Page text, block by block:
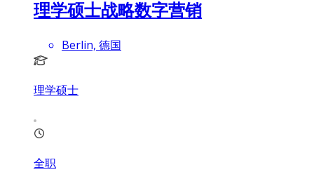
理学硕士战略数字营销
Berlin, 德国
理学硕士
全职